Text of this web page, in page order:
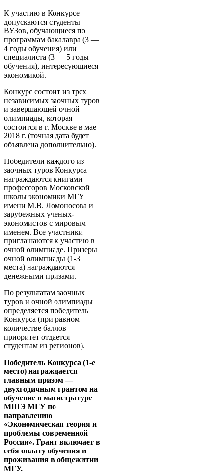
К участию в Конкурсе
допускаются студенты
ВУЗов, обучающиеся по
программам бакалавра (3 —
4 годы обучения) или
специалиста (3 — 5 годы
обучения), интересующиеся
экономикой.
Конкурс состоит из трех
независимых заочных туров
и завершающей очной
олимпиады, которая
состоится в г. Москве в мае
2018 г. (точная дата будет
объявлена дополнительно).
Победители каждого из
заочных туров Конкурса
награждаются книгами
профессоров Московской
школы экономики МГУ
имени М.В. Ломоносова и
зарубежных ученых-
экономистов с мировым
именем. Все участники
приглашаются к участию в
очной олимпиаде. Призеры
очной олимпиады (1-3
места) награждаются
денежными призами.
По результатам заочных
туров и очной олимпиады
определяется победитель
Конкурса (при равном
количестве баллов
приоритет отдается
студентам из регионов).
Победитель Конкурса (1-е
место) награждается
главным призом —
двухгодичным грантом на
обучение в магистратуре
МШЭ МГУ по
направлению
«Экономическая теория и
проблемы современной
России». Грант включает в
себя оплату обучения и
проживания в общежитии
МГУ.